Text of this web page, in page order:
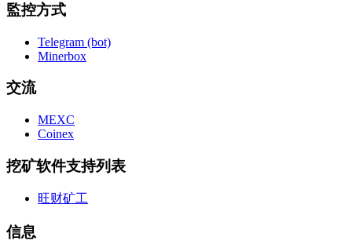
監控方式
Telegram (bot)
Minerbox
交流
MEXC
Coinex
挖矿软件支持列表
旺财矿工
信息